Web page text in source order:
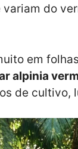
do
em
alpinia
de cultivo,